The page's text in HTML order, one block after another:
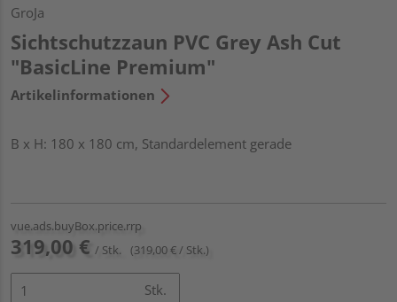
GroJa
Sichtschutzzaun PVC Grey Ash Cut
"BasicLine Premium"
Artikelinformationen
B x H: 180 x 180 cm, Standardelement gerade
vue.ads.buyBox.price.rrp
319,00 € / Stk. (319,00 € / Stk.)
Stk.